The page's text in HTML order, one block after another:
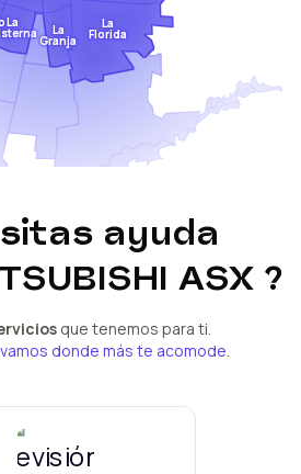
La
La
Granja
La
Florida
ayuda
ASX ?
que tenemos para ti.
donde más te acomode.